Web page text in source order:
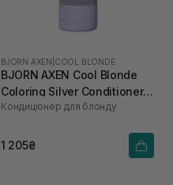
BJORN AXEN COOL BLONDE
BJORN AXEN Cool Blonde
Coloring Silver Conditioner
250 мл
Кондиціонер для блонду
1 205₴